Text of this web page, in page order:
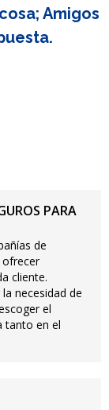
Amigos
PARA
de
ofrecer
cliente.
necesidad de
el
tanto en el